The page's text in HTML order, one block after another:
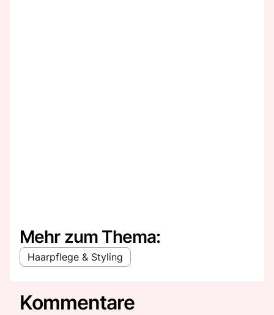
Mehr zum Thema:
Haarpflege & Styling
Kommentare